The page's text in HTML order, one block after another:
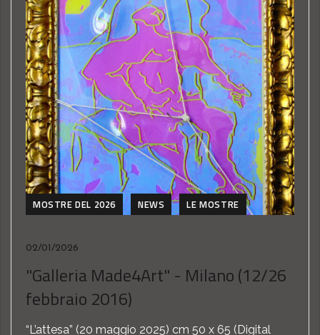
MOSTRE DEL 2026 NEWS LE MOSTRE
02/01/2026
"Galleria Made4Art" - Milano (12/26
febbraio 2016)
“L’attesa” (20 maggio ‎2025) cm 50 x 65 (Digital